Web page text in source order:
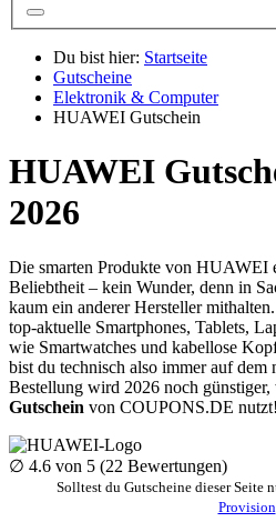
Du bist hier: Startseite
Gutscheine
Elektronik & Computer
HUAWEI Gutschein
HUAWEI
2026
Die smarten Produkte von HUAWEI
Beliebtheit – kein Wunder, denn in
kaum ein anderer Hersteller
top-aktuelle Smartphones, Tablets,
wie Smartwatches und kabellose
bist du technisch also immer auf dem
Bestellung wird 2026 noch günstiger,
Gutschein von COUPONS.DE nutzt!
∅ 4.6 von 5 (22 Bewertungen)
Solltest du Gutscheine dieser Seite
Provision